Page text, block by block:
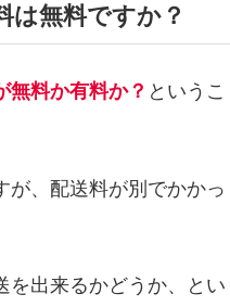
無料ですか？
無料か有料か？ というこ
が、配送料が別でかかっ
を出来るかどうか、とい